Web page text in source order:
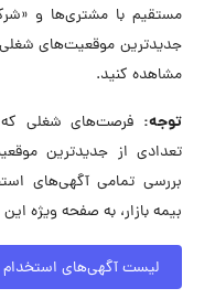
مستقیم با مشتری‌ها و
جدیدترین موقعیت‌های شغلی
مشاهده کنید.
توجه: فرصت‌های شغلی که
تعدادی از جدیدترین
بررسی تمامی آگهی‌های
بیمه بازار، به صفحه ویژه
لیست آگهی‌های استخدام